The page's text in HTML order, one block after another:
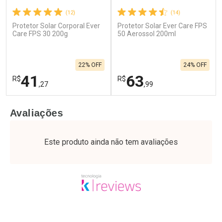
(12)
Protetor Solar Corporal Ever
Care FPS 30 200g
R$41 ,27
22% OFF
Laboratório
Por Menos
(14)
Protetor Solar Ever Care FPS
50 Aerossol 200ml
R$63,99
24% OFF
Laboratório
Por Menos
Avaliações
Este produto ainda não tem avaliações